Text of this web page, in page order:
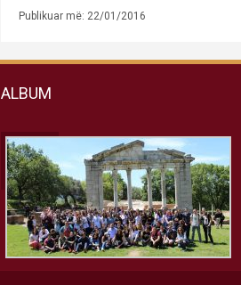
Publikuar më: 22/01/2016
ALBUM